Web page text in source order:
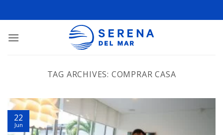
TAG ARCHIVES: COMPRAR CASA
22
Jun